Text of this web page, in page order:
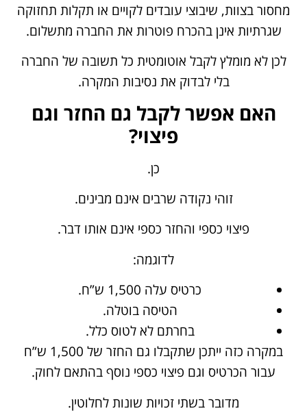
מחסור בצוות, שיבוצי עובדים לקויים או תקלות תחזוקה
שגרתיות אינן בהכרח פוטרות את החברה מתשלום.
לכן לא מומלץ לקבל אוטומטית כל תשובה של החברה
בלי לבדוק את נסיבות המקרה.
האם אפשר לקבל גם החזר וגם
פיצוי?
כן.
זוהי נקודה שרבים אינם מבינים.
פיצוי כספי והחזר כספי אינם אותו דבר.
לדוגמה:
כרטיס עלה 1,500 ש”ח.
הטיסה בוטלה.
בחרתם לא לטוס כלל.
במקרה כזה ייתכן שתקבלו גם החזר של 1,500 ש”ח
עבור הכרטיס וגם פיצוי כספי נוסף בהתאם לחוק.
מדובר בשתי זכויות שונות לחלוטין.